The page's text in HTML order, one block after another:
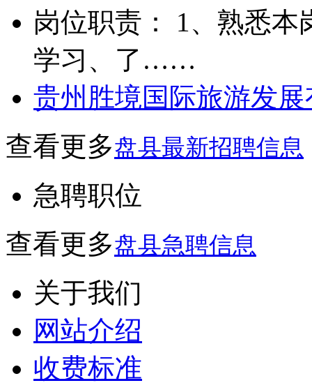
岗位职责： 1、熟悉
学习、了……
贵州胜境国际旅游发
查看更多盘县最新招聘信息
急聘职位
查看更多盘县急聘信息
关于我们
网站介绍
收费标准